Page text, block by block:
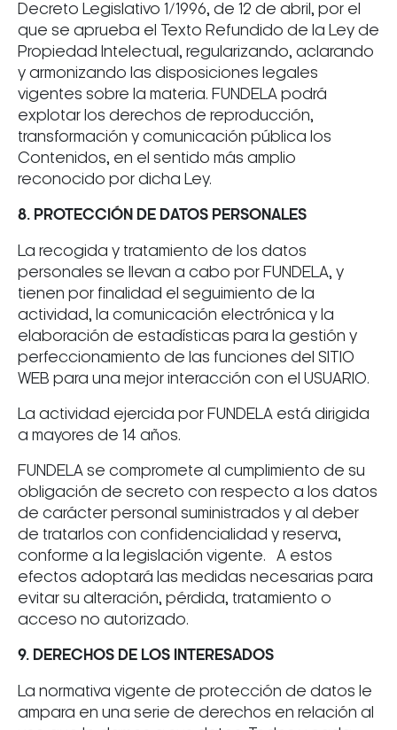
Decreto Legislativo 1/1996, de 12 de abril, por el
que se aprueba el Texto Refundido de la Ley de
Propiedad Intelectual, regularizando, aclarando
y armonizando las disposiciones legales
vigentes sobre la materia. FUNDELA podrá
explotar los derechos de reproducción,
transformación y comunicación pública los
Contenidos, en el sentido más amplio
reconocido por dicha Ley.
8. PROTECCIÓN DE DATOS PERSONALES
La recogida y tratamiento de los datos
personales se llevan a cabo por FUNDELA, y
tienen por finalidad el seguimiento de la
actividad, la comunicación electrónica y la
elaboración de estadísticas para la gestión y
perfeccionamiento de las funciones del SITIO
WEB para una mejor interacción con el USUARIO.
La actividad ejercida por FUNDELA está dirigida
a mayores de 14 años.
FUNDELA se compromete al cumplimiento de su
obligación de secreto con respecto a los datos
de carácter personal suministrados y al deber
de tratarlos con confidencialidad y reserva,
conforme a la legislación vigente. A estos
efectos adoptará las medidas necesarias para
evitar su alteración, pérdida, tratamiento o
acceso no autorizado.
9. DERECHOS DE LOS INTERESADOS
La normativa vigente de protección de datos le
ampara en una serie de derechos en relación al